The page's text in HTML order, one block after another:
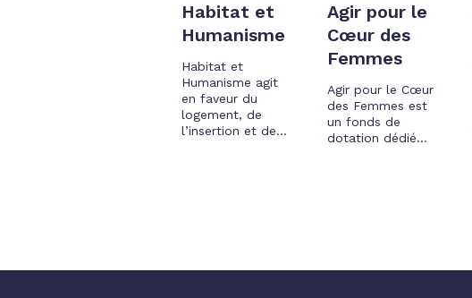
Habitat et
Humanisme
Habitat et
Humanisme agit
en faveur du
logement, de
l’insertion et de...
Agir pour le
Cœur des
Femmes
Agir pour le Cœur
des Femmes est
un fonds de
dotation dédié...